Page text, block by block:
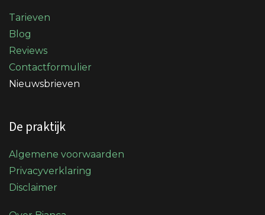
Tarieven
Blog
Reviews
Contactformulier
Nieuwsbrieven
De praktijk
Algemene voorwaarden
Privacyverklaring
Disclaimer